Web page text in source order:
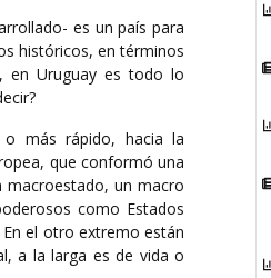
es un país para
históricos, en términos
en Uruguay es todo lo
o más rápido, hacia la
que conformó una
macroestado, un macro
como Estados
el otro extremo están
a la larga es de vida o